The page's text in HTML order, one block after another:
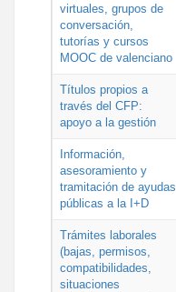
virtuales, grupos de
conversación,
tutorías y cursos
MOOC de valenciano
Títulos propios a
través del CFP:
apoyo a la gestión
Información,
asesoramiento y
tramitación de ayudas
públicas a la I+D
Trámites laborales
(bajas, permisos,
compatibilidades,
situaciones